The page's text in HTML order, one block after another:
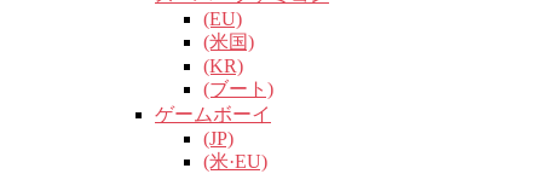
(EU)
(米国)
(KR)
(ブート)
ゲームボーイ
(JP)
(米·EU)